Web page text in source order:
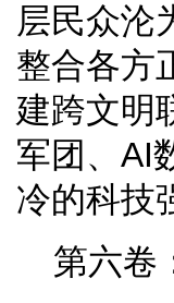
层民众沦
整合各方
建跨文明
军团、AI
冷的科技
第六卷